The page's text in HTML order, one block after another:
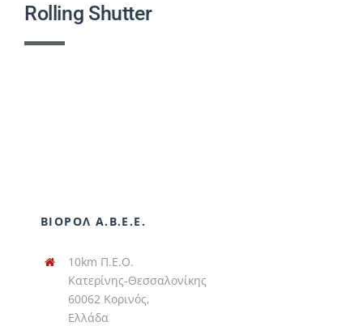
Rolling Shutter
ΒΙΟΡΟΛ Α.Β.Ε.Ε.
10km Π.Ε.Ο.
Κατερίνης-Θεσσαλονίκης
60062 Κορινός,
Ελλάδα